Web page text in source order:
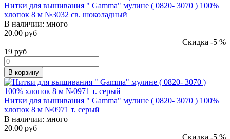
Нитки для вышивания " Gamma" мулине ( 0820- 3070 ) 100%
хлопок 8 м №3032 св. шоколадный
В наличии: много
20.00 руб
Скидка -5 %
19 руб
В корзину
Нитки для вышивания " Gamma" мулине ( 0820- 3070 ) 100%
хлопок 8 м №0971 т. серый
В наличии: много
20.00 руб
Скидка -5 %